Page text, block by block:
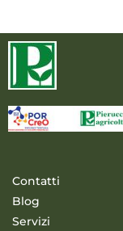
Contatti
Blog
Servizi